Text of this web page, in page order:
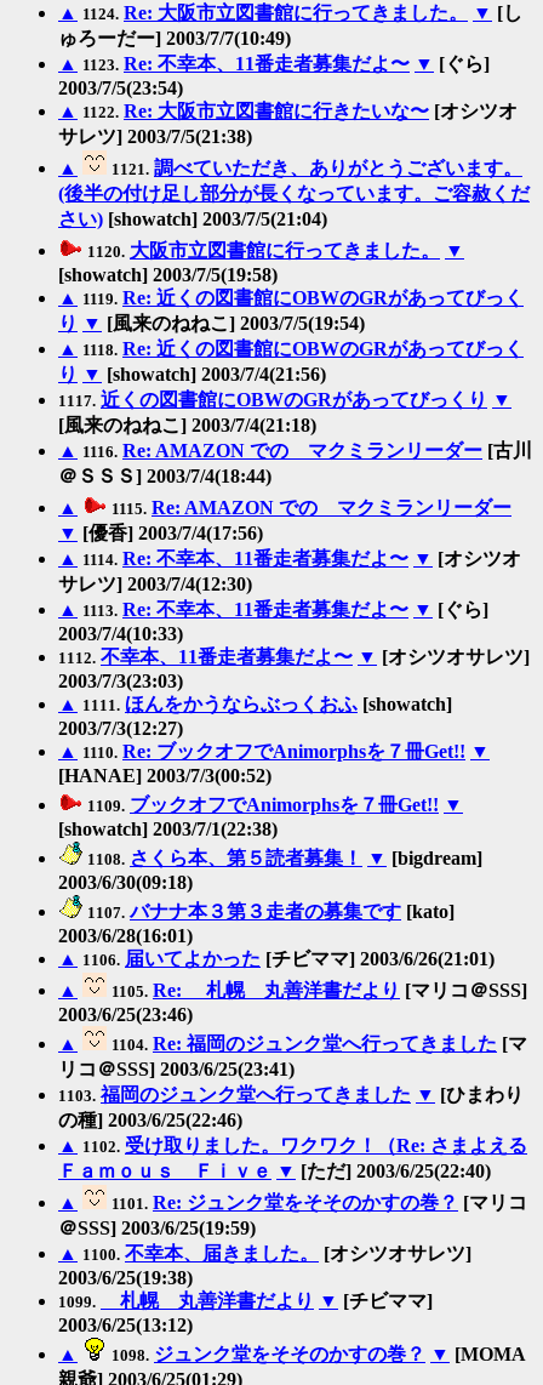
▲ 1124. Re: 大阪市立図書館に行ってきました。 ▼ [し
ゅろーだー] 2003/7/7(10:49)
▲ 1123. Re: 不幸本、11番走者募集だよ〜 ▼ [ぐら]
2003/7/5(23:54)
▲ 1122. Re: 大阪市立図書館に行きたいな〜 [オシツオ
サレツ] 2003/7/5(21:38)
▲
1121. 調べていただき、ありがとうございます。
(後半の付け足し部分が長くなっています。ご容赦くだ
さい) [showatch] 2003/7/5(21:04)
1120. 大阪市立図書館に行ってきました。
▼
[showatch] 2003/7/5(19:58)
▲ 1119. Re: 近くの図書館にOBWのGRがあってびっく
り ▼ [風来のねねこ] 2003/7/5(19:54)
▲ 1118. Re: 近くの図書館にOBWのGRがあってびっく
り ▼ [showatch] 2003/7/4(21:56)
1117. 近くの図書館にOBWのGRがあってびっくり ▼
[風来のねねこ] 2003/7/4(21:18)
▲ 1116. Re: AMAZON での マクミランリーダー [古川
＠ＳＳＳ] 2003/7/4(18:44)
▲
1115. Re: AMAZON での マクミランリーダー
▼ [優香] 2003/7/4(17:56)
▲ 1114. Re: 不幸本、11番走者募集だよ〜 ▼ [オシツオ
サレツ] 2003/7/4(12:30)
▲ 1113. Re: 不幸本、11番走者募集だよ〜 ▼ [ぐら]
2003/7/4(10:33)
1112. 不幸本、11番走者募集だよ〜 ▼ [オシツオサレツ]
2003/7/3(23:03)
▲ 1111. ほんをかうならぶっくおふ [showatch]
2003/7/3(12:27)
▲ 1110. Re: ブックオフでAnimorphsを７冊Get!! ▼
[HANAE] 2003/7/3(00:52)
1109. ブックオフでAnimorphsを７冊Get!! ▼
[showatch] 2003/7/1(22:38)
1108. さくら本、第５読者募集！ ▼ [bigdream]
2003/6/30(09:18)
1107. バナナ本３第３走者の募集です [kato]
2003/6/28(16:01)
▲ 1106. 届いてよかった [チビママ] 2003/6/26(21:01)
▲
1105. Re: 札幌 丸善洋書だより [マリコ＠SSS]
2003/6/25(23:46)
▲
1104. Re: 福岡のジュンク堂へ行ってきました [マ
リコ＠SSS] 2003/6/25(23:41)
1103. 福岡のジュンク堂へ行ってきました ▼ [ひまわり
の種] 2003/6/25(22:46)
▲ 1102. 受け取りました。ワクワク！（Re: さまよえる
Ｆａｍｏｕｓ Ｆｉｖｅ ▼ [ただ] 2003/6/25(22:40)
▲
1101. Re: ジュンク堂をそそのかすの巻？ [マリコ
＠SSS] 2003/6/25(19:59)
▲ 1100. 不幸本、届きました。
[オシツオサレツ]
2003/6/25(19:38)
1099. 札幌 丸善洋書だより ▼ [チビママ]
2003/6/25(13:12)
▲
1098. ジュンク堂をそそのかすの巻？ ▼ [MOMA
親爺] 2003/6/25(01:29)